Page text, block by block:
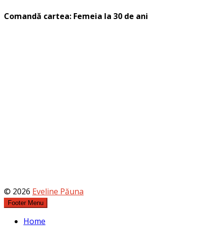
Comandă cartea: Femeia la 30 de ani
© 2026 Eveline Păuna
Footer Menu
Home